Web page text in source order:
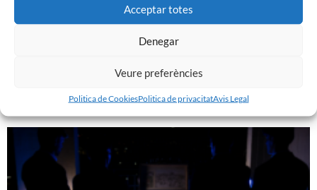
Acceptar totes
Denegar
Veure preferències
Politica de CookiesPolitica de privacitatAvis Legal